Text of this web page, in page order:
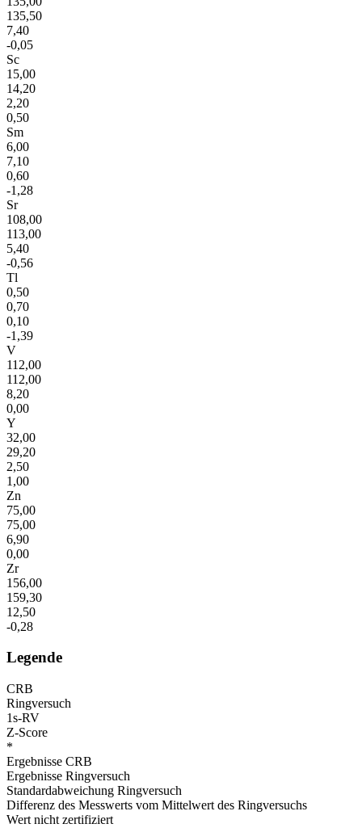
135,50
7,40
-0,05
Sc
15,00
14,20
2,20
0,50
Sm
6,00
7,10
0,60
-1,28
Sr
108,00
113,00
5,40
-0,56
Tl
0,50
0,70
0,10
-1,39
V
112,00
112,00
8,20
0,00
Y
32,00
29,20
2,50
1,00
Zn
75,00
75,00
6,90
0,00
Zr
156,00
159,30
12,50
-0,28
Legende
CRB
Ringversuch
1s-RV
Z-Score
*
Ergebnisse CRB
Ergebnisse Ringversuch
Standardabweichung Ringversuch
Differenz des Messwerts vom Mittelwert des Ringversuchs
Wert nicht zertifiziert